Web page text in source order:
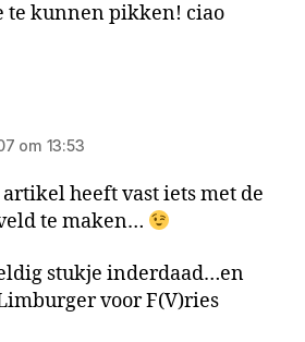
te kunnen pikken! ciao
om 13:53
heeft vast iets met de
te maken…
stukje inderdaad…en
voor F(V)ries